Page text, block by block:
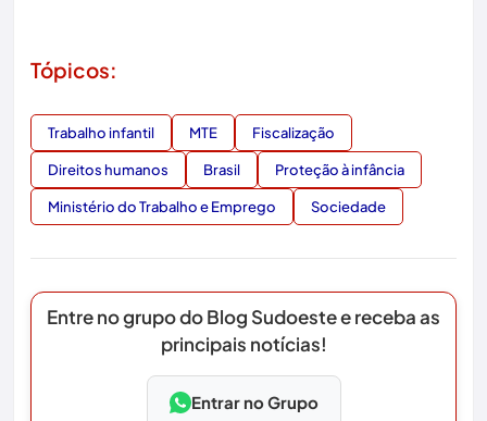
Tópicos:
Trabalho infantil MTE Fiscalização
Direitos humanos Brasil Proteção à infância
Ministério do Trabalho e Emprego Sociedade
Entre no grupo do Blog Sudoeste e receba as
principais notícias!
Entrar no Grupo